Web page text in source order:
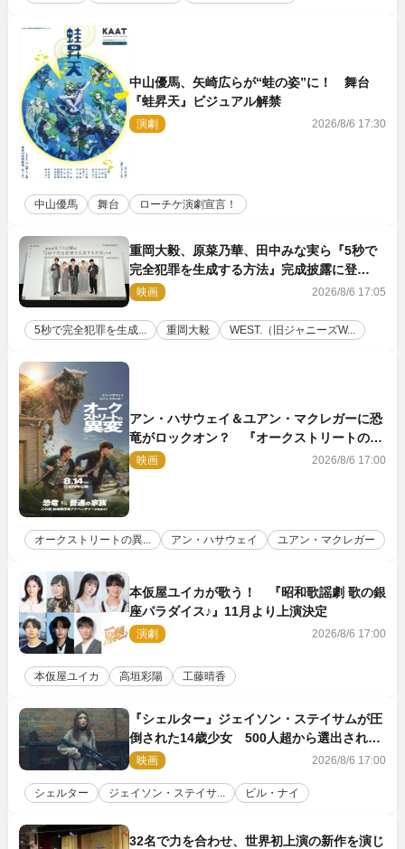
中山優馬、矢崎広らが“蛙の姿”に！ 舞台
『蛙昇天』ビジュアル解禁
演劇 2026/8/6 17:30
中山優馬 舞台 ローチケ演劇宣言！
重岡大毅、原菜乃華、田中みな実ら『5秒で
完全犯罪を生成する方法』完成披露に登
壇！ それぞれのAI活用術も発表
映画 2026/8/6 17:05
5秒で完全犯罪を生成... 重岡大毅 WEST.（旧ジャニーズW...
アン・ハサウェイ＆ユアン・マクレガーに恐
竜がロックオン？ 『オークストリートの異
変』新ビジュアル＆本編映像初解禁
映画 2026/8/6 17:00
オークストリートの異... アン・ハサウェイ ユアン・マクレガー
本仮屋ユイカが歌う！ 『昭和歌謡劇 歌の銀
座パラダイス♪』11月より上演決定
演劇 2026/8/6 17:00
本仮屋ユイカ 高垣彩陽 工藤晴香
『シェルター』ジェイソン・ステイサムが圧
倒された14歳少女 500人超から選出された
新鋭ボディ・レイ・ブレスナックとは
映画 2026/8/6 17:00
シェルター ジェイソン・ステイサ... ビル・ナイ
32名で力を合わせ、世界初上演の新作を演じ